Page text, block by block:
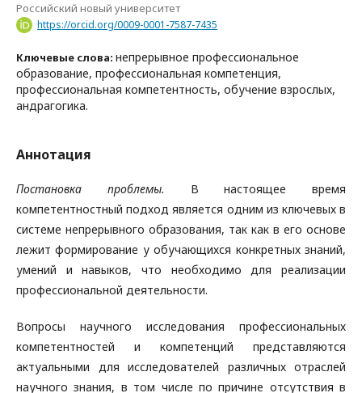
Российский новый университет
https://orcid.org/0009-0001-7587-7435
Ключевые слова: непрерывное профессиональное
образование, профессиональная компетенция,
профессиональная компетентность, обучение взрослых,
андрагогика.
Аннотация
Постановка проблемы. В настоящее время
компетентностный подход является одним из ключевых в
системе непрерывного образования, так как в его основе
лежит формирование у обучающихся конкретных знаний,
умений и навыков, что необходимо для реализации
профессиональной деятельности.
Вопросы научного исследования профессиональных
компетентностей и компетенций представляются
актуальными для исследователей различных отраслей
научного знания, в том числе по причине отсутствия в